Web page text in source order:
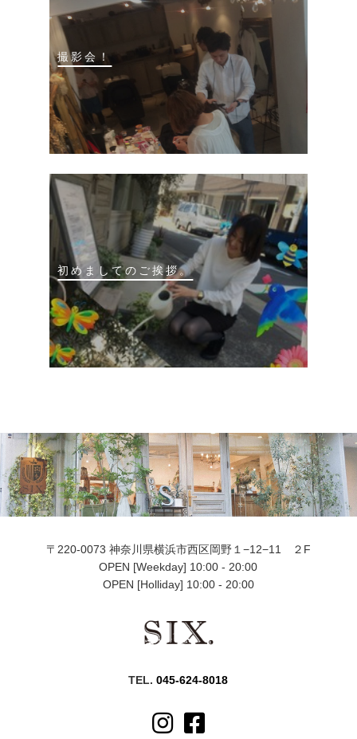
撮影会！
初めましてのご挨拶。
〒220-0073 神奈川県横浜市西区岡野１−12−11 ２F
OPEN [Weekday] 10:00 - 20:00
OPEN [Holliday] 10:00 - 20:00
TEL.045-624-8018